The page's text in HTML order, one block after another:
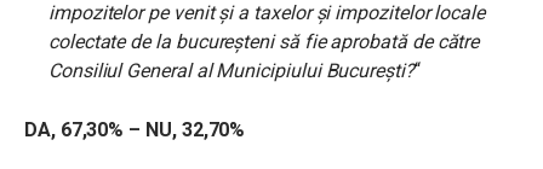
impozitelor pe venit şi a taxelor şi impozitelor locale
colectate de la bucureşteni să fie aprobată de către
Consiliul General al Municipiului Bucureşti?“
DA, 67,30% – NU, 32,70%